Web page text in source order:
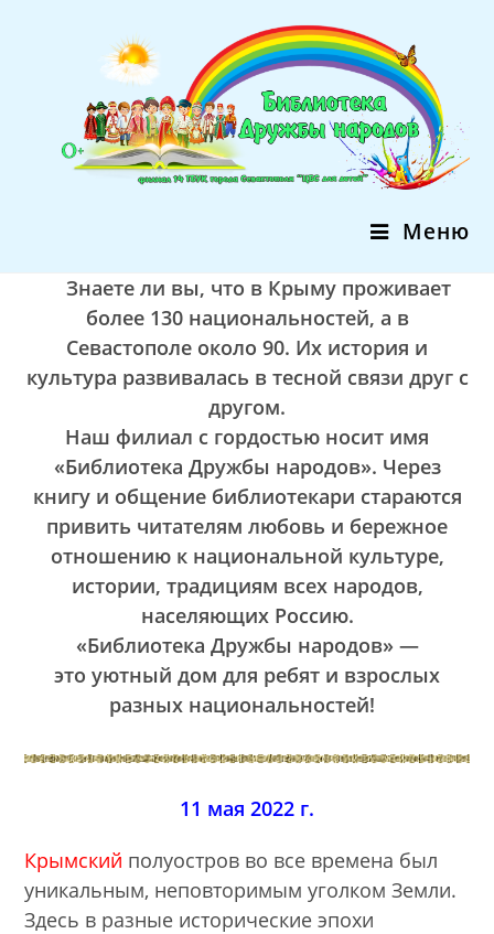
Меню
Знаете ли вы, что в Крыму проживает
более 130 национальностей, а в
Севастополе около 90. Их история и
культура развивалась в тесной связи друг с
другом.
Наш филиал с гордостью носит имя
«Библиотека Дружбы народов». Через
книгу и общение библиотекари стараются
привить читателям любовь и бережное
отношению к национальной культуре,
истории, традициям всех народов,
населяющих Россию.
«Библиотека Дружбы народов» —
это уютный дом для ребят и взрослых
разных национальностей!
11 мая 2022 г.
Крымский полуостров во все времена был
уникальным, неповторимым уголком Земли.
Здесь в разные исторические эпохи